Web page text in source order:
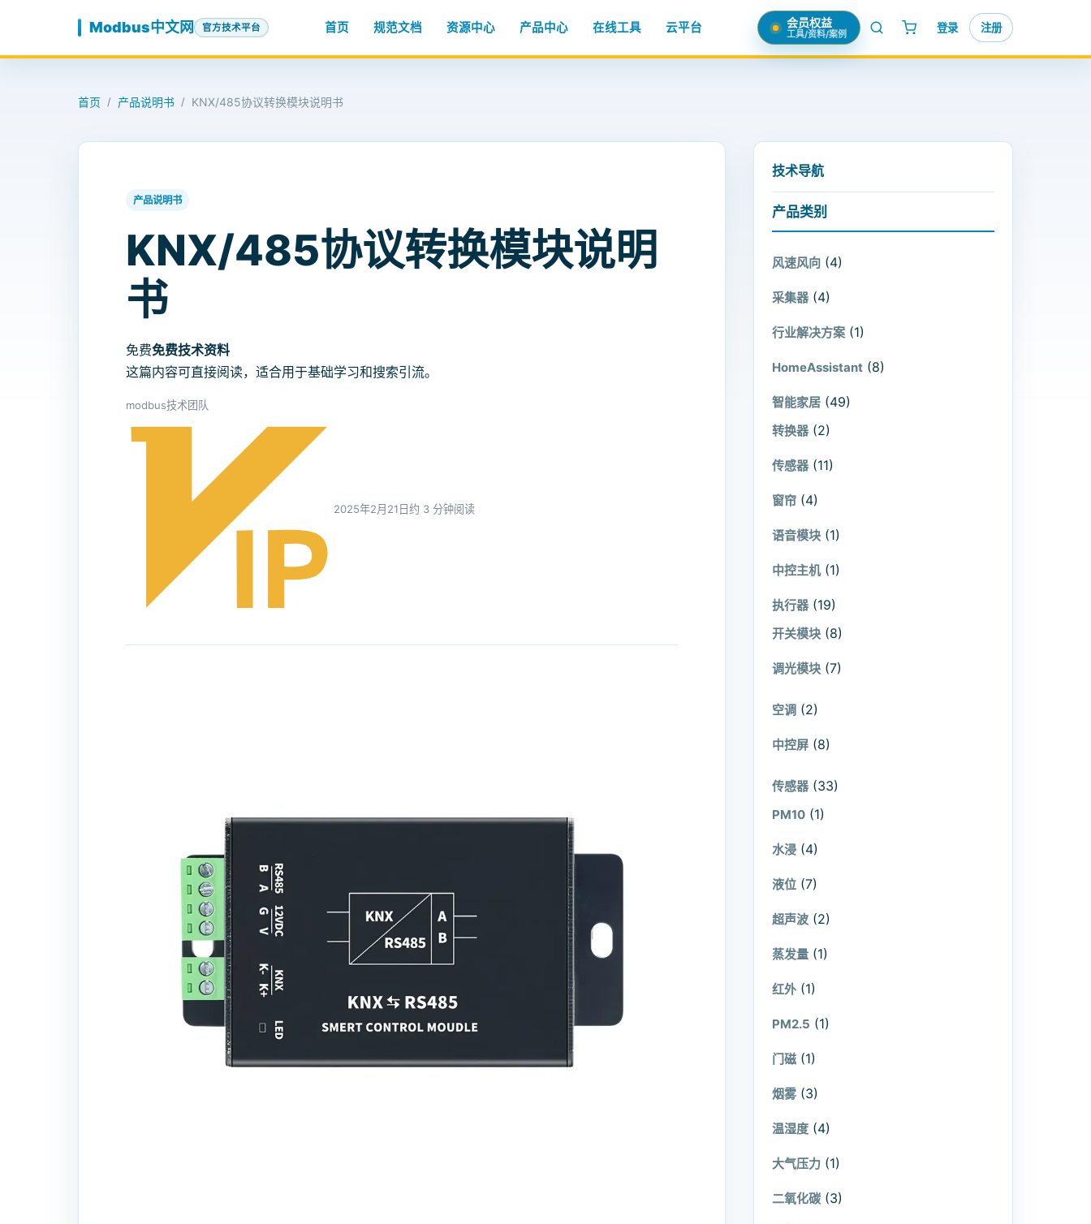
Modbus中文网 官方技术平台 首页 规范文档 资源中心 产品中心 在线工具 云平台 会员权益
工具/资料/案例 登录 注册
首页 / 产品说明书 / KNX/485协议转换模块说明书
产品说明书
KNX/485协议转换模块说明
书
免费免费技术资料
这篇内容可直接阅读，适合用于基础学习和搜索引流。
modbus技术团队
2025年2月21日约 3 分钟阅读
技术导航
产品类别
风速风向 (4)
采集器 (4)
行业解决方案 (1)
HomeAssistant (8)
智能家居 (49)
转换器 (2)
传感器 (11)
窗帘 (4)
语音模块 (1)
中控主机 (1)
执行器 (19)
开关模块 (8)
调光模块 (7)
空调 (2)
中控屏 (8)
传感器 (33)
PM10 (1)
水浸 (4)
液位 (7)
超声波 (2)
蒸发量 (1)
红外 (1)
PM2.5 (1)
门磁 (1)
烟雾 (3)
温湿度 (4)
大气压力 (1)
二氧化碳 (3)